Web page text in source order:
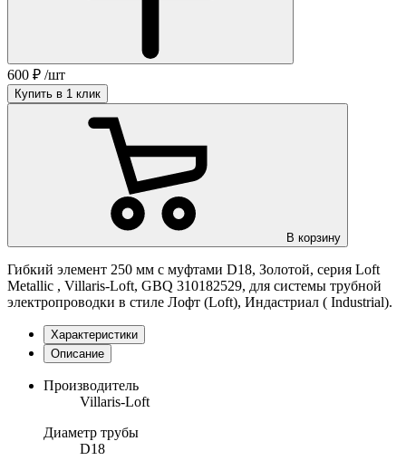
600 ₽ /шт
Купить в 1 клик
В корзину
Гибкий элемент 250 мм с муфтами D18, Золотой, серия Loft
Metallic , Villaris-Loft, GBQ 310182529, для системы трубной
электропроводки в стиле Лофт (Loft), Индастриал ( Industrial).
Характеристики
Описание
Производитель
Villaris-Loft
Диаметр трубы
D18